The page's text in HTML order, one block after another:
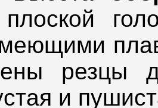
резцы
и